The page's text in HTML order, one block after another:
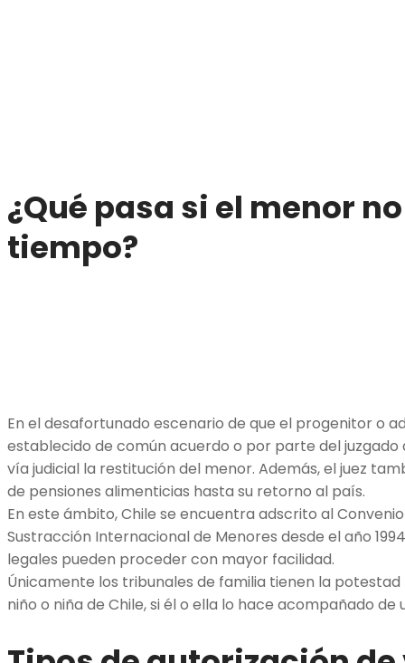
¿Qué pasa si el menor
tiempo?
En el desafortunado escenario de que el progenitor o
establecido de común acuerdo o por parte del juzgado
vía judicial la restitución del menor. Además, el juez
de pensiones alimenticias hasta su retorno al país.
En este ámbito, Chile se encuentra adscrito al
Sustracción Internacional de Menores desde el año
legales pueden proceder con mayor facilidad.
Únicamente los tribunales de familia tienen la
niño o niña de Chile, si él o ella lo hace acompañado de